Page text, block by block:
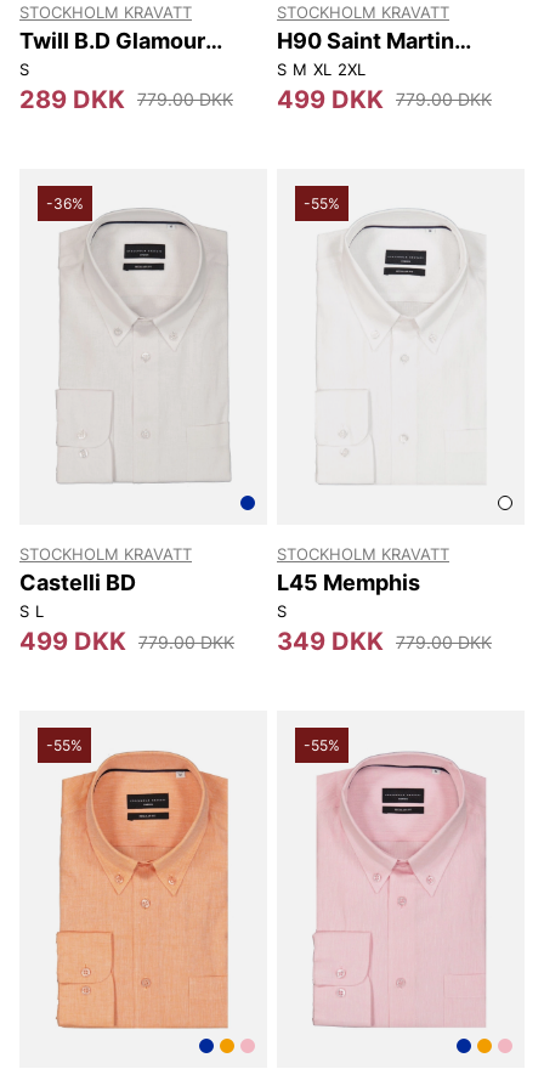
STOCKHOLM KRAVATT
Twill B.D Glamour
Melange
S
289 DKK 779.00 DKK
STOCKHOLM KRAVATT
H90 Saint Martin
Skjorta
S M XL 2XL
499 DKK 779.00 DKK
-36%
STOCKHOLM KRAVATT
Castelli BD
S L
499 DKK 779.00 DKK
-55%
STOCKHOLM KRAVATT
L45 Memphis
S
349 DKK 779.00 DKK
-55% -55%